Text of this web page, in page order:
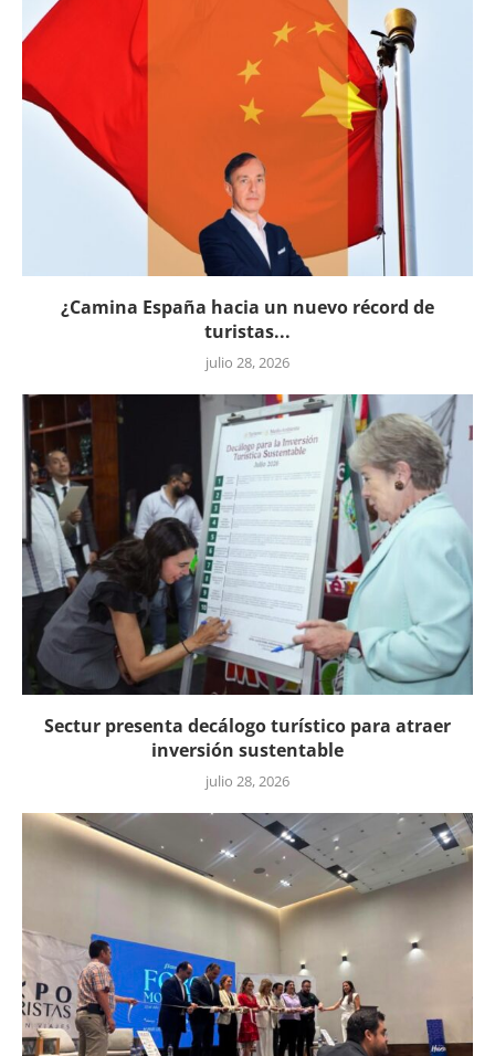
¿Camina España hacia un nuevo récord de
turistas...
julio 28, 2026
Sectur presenta decálogo turístico para atraer
inversión sustentable
julio 28, 2026